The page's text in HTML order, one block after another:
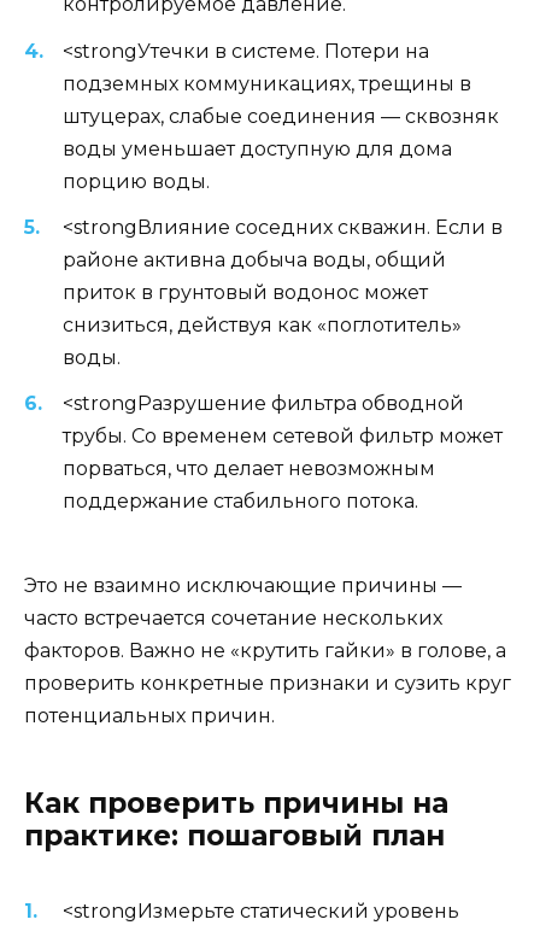
контролируемое давление.
<strongУтечки в системе. Потери на
подземных коммуникациях, трещины в
штуцерах, слабые соединения — сквозняк
воды уменьшает доступную для дома
порцию воды.
<strongВлияние соседних скважин. Если в
районе активна добыча воды, общий
приток в грунтовый водонос может
снизиться, действуя как «поглотитель»
воды.
<strongРазрушение фильтра обводной
трубы. Со временем сетевой фильтр может
порваться, что делает невозможным
поддержание стабильного потока.
Это не взаимно исключающие причины —
часто встречается сочетание нескольких
факторов. Важно не «крутить гайки» в голове, а
проверить конкретные признаки и сузить круг
потенциальных причин.
Как проверить причины на
практике: пошаговый план
<strongИзмерьте статический уровень